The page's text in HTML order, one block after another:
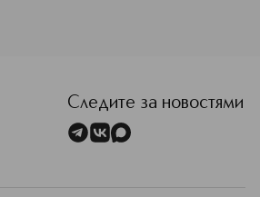
Следите за новостями